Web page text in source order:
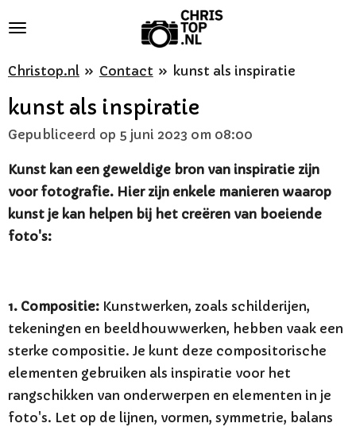
naar
hoofdinhoud
Christop.nl » Contact » kunst als inspiratie
kunst als inspiratie
Gepubliceerd op 5 juni 2023 om 08:00
Kunst kan een geweldige bron van inspiratie zijn
voor fotografie. Hier zijn enkele manieren waarop
kunst je kan helpen bij het creëren van boeiende
foto's:
1. Compositie: Kunstwerken, zoals schilderijen,
tekeningen en beeldhouwwerken, hebben vaak een
sterke compositie. Je kunt deze compositorische
elementen gebruiken als inspiratie voor het
rangschikken van onderwerpen en elementen in je
foto's. Let op de lijnen, vormen, symmetrie, balans